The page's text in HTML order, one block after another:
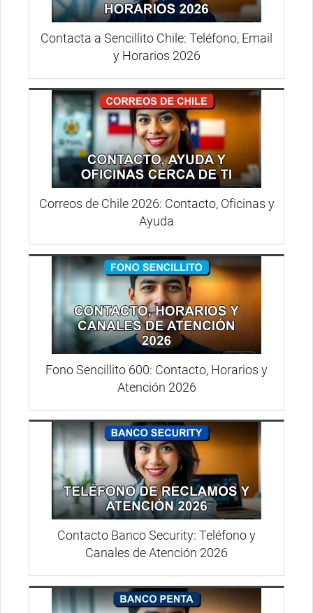
Contacta a Sencillito Chile: Teléfono, Email
y Horarios 2026
Correos de Chile 2026: Contacto, Oficinas y
Ayuda
Fono Sencillito 600: Contacto, Horarios y
Atención 2026
Contacto Banco Security: Teléfono y
Canales de Atención 2026